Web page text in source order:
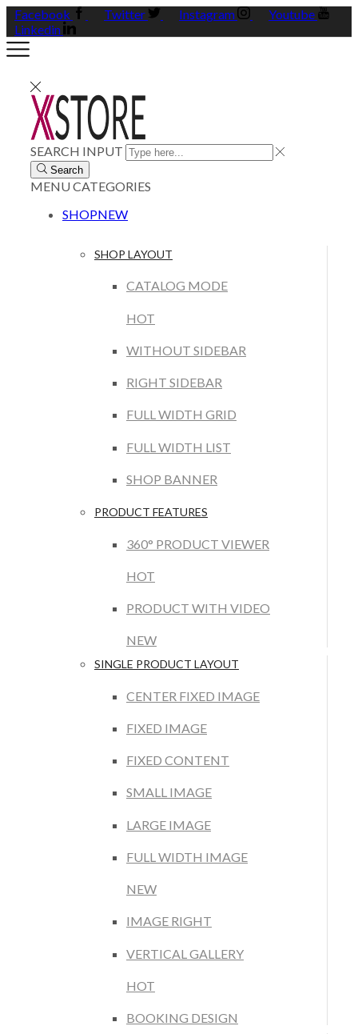
Facebook Twitter Instagram
Youtube
Linkedin
SEARCH INPUT
Search
MENUCATEGORIES
SHOPNEW
SHOP LAYOUT
CATALOG MODE
HOT
WITHOUT SIDEBAR
RIGHT SIDEBAR
FULL WIDTH GRID
FULL WIDTH LIST
SHOP BANNER
PRODUCT FEATURES
360° PRODUCT VIEWER
HOT
PRODUCT WITH VIDEO
NEW
SINGLE PRODUCT LAYOUT
CENTER FIXED IMAGE
FIXED IMAGE
FIXED CONTENT
SMALL IMAGE
LARGE IMAGE
FULL WIDTH IMAGE
NEW
IMAGE RIGHT
VERTICAL GALLERY
HOT
BOOKING DESIGN